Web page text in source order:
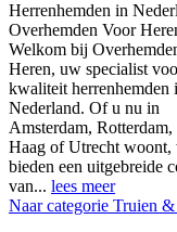
Herrenhemden in
Overhemden Voor
Welkom bij
Heren, uw specialist
kwaliteit herrenhemden
Nederland. Of u nu in
Amsterdam, Rotterdam,
Haag of Utrecht woont,
bieden een uitgebreide
van... lees meer
Naar categorie Truien &